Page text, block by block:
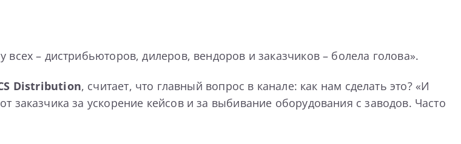
– дистрибьюторов, дилеров, вендоров и заказчиков – болела голова».
Distribution, считает, что главный вопрос в канале: как нам сделать это? «И
заказчика за ускорение кейсов и за выбивание оборудования с заводов. Часто